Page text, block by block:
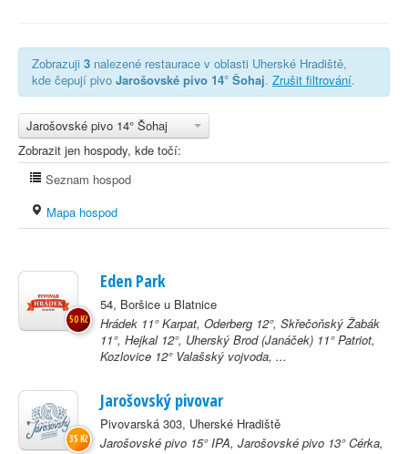
Zobrazuji 3 nalezené restaurace v oblasti Uherské Hradiště,
kde čepují pivo Jarošovské pivo 14° Šohaj. Zrušit filtrování.
Jarošovské pivo 14° Šohaj
Zobrazit jen hospody, kde točí:
Seznam hospod
Mapa hospod
Eden Park
54, Boršice u Blatnice
Hrádek 11° Karpat, Oderberg 12°, Skřečoňský Žabák
11°, Hejkal 12°, Uherský Brod (Janáček) 11° Patriot,
Kozlovice 12° Valašský vojvoda, ...
50 Kč
Jarošovský pivovar
Pivovarská 303, Uherské Hradiště
Jarošovské pivo 15° IPA, Jarošovské pivo 13° Cérka,
35 Kč